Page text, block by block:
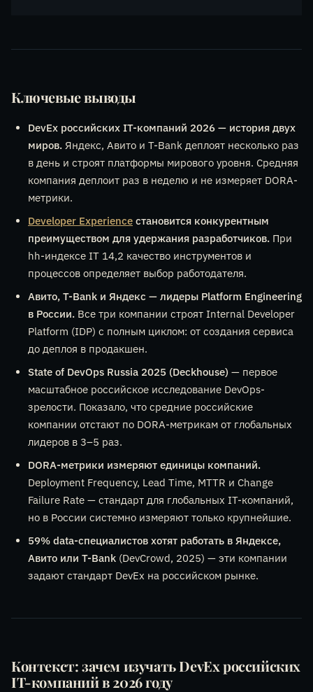
Ключевые выводы
DevEx российских IT-компаний 2026 — история двух
миров. Яндекс, Авито и T-Bank деплоят несколько раз
в день и строят платформы мирового уровня. Средняя
компания деплоит раз в неделю и не измеряет DORA-
метрики.
Developer Experience становится конкурентным
преимуществом для удержания разработчиков. При
hh-индексе IT 14,2 качество инструментов и
процессов определяет выбор работодателя.
Авито, T-Bank и Яндекс — лидеры Platform Engineering
в России. Все три компании строят Internal Developer
Platform (IDP) с полным циклом: от создания сервиса
до деплоя в продакшен.
State of DevOps Russia 2025 (Deckhouse) — первое
масштабное российское исследование DevOps-
зрелости. Показало, что средние российские
компании отстают по DORA-метрикам от глобальных
лидеров в 3–5 раз.
DORA-метрики измеряют единицы компаний.
Deployment Frequency, Lead Time, MTTR и Change
Failure Rate — стандарт для глобальных IT-компаний,
но в России системно измеряют только крупнейшие.
59% data-специалистов хотят работать в Яндексе,
Авито или T-Bank (DevCrowd, 2025) — эти компании
задают стандарт DevEx на российском рынке.
Контекст: зачем изучать DevEx российских
IT-компаний в 2026 году